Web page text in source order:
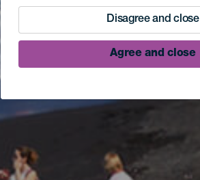
Disagree and close
Agree and close